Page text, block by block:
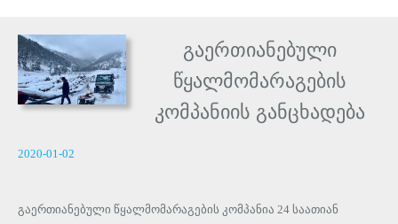
გაერთიანებული
წყალმომარაგების
კომპანიის განცხადება
2020-01-02
გაერთიანებული წყალმომარაგების კომპანია 24 საათიან